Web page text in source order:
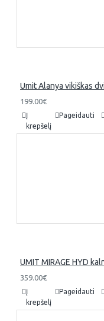
Umit Alanya vikiškas
199.00€
Į
krepšelį
Pageidauti
UMIT MIRAGE HYD
359.00€
Į
krepšelį
Pageidauti